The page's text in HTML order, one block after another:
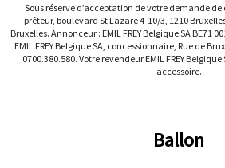
Sous réserve d’acceptation de votre demande de
prêteur, boulevard St Lazare 4-10/3, 1210
Bruxelles. Annonceur : EMIL FREY Belgique SA BE71
EMIL FREY Belgique SA, concessionnaire, Rue de
0700.380.580. Votre revendeur EMIL FREY
accessoire.
Ballon